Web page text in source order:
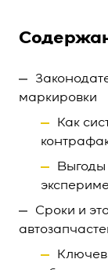
маркировки
Как
Выгоды
Сроки и